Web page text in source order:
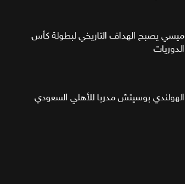
ميسي يصبح الهداف التاريخي لبطولة كأس
الدوريات
الهولندي بوسيتش مدربا للأهلي السعودي